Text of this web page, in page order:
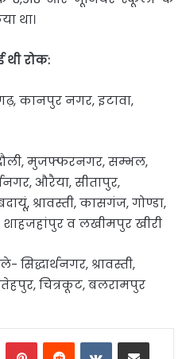
था।
थी रोक:
कानपुर नगर, इटावा,
मुजफ्फरनगर, सम्भल,
औरैया, सीतापुर,
श्रावस्ती, कासगंज, गोण्डा,
शाहजहांपुर व लखीमपुर खीरी
सिद्धार्थनगर, श्रावस्ती,
चित्रकूट, बलरामपुर
TumblrPinterestReddit VKontakteShare via Email